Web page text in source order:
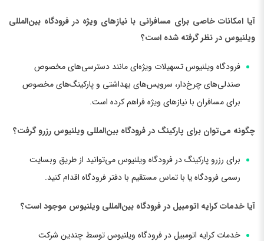
آیا امکانات خاصی برای مسافرانی با نیازهای ویژه در فرودگاه بین‌المللی
ویلنیوس در نظر گرفته شده است؟
فرودگاه ویلنیوس تسهیلات ویژه‌ای مانند دسترسی‌های مخصوص
صندلی‌های چرخ‌دار، سرویس‌های بهداشتی و پارکینگ‌های مخصوص
برای مسافران با نیازهای ویژه فراهم کرده است.
چگونه می‌توان برای پارکینگ در فرودگاه بین‌المللی ویلنیوس رزرو گرفت؟
برای رزرو پارکینگ در فرودگاه ویلنیوس می‌توانید از طریق وبسایت
رسمی فرودگاه یا با تماس مستقیم با دفتر فرودگاه اقدام کنید.
آیا خدمات کرایه اتومبیل در فرودگاه بین‌المللی ویلنیوس موجود است؟
خدمات کرایه اتومبیل در فرودگاه ویلنیوس توسط چندین شرکت